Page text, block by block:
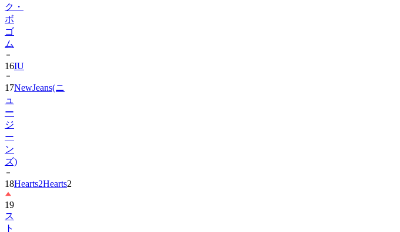
ク・
ボ
ゴ
ム
16IU
17NewJeans(ニ
ュ
ー
ジ
ー
ン
ズ)
18Hearts2Hearts2
19
ス
ト